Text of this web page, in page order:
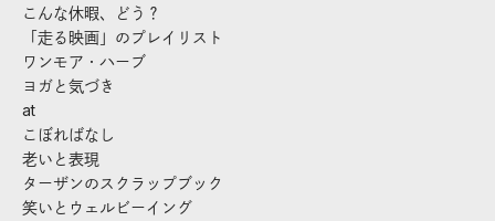
こんな休暇、どう？
「走る映画」のプレイリスト
ワンモア・ハーブ
ヨガと気づき
at
こぼればなし
老いと表現
ターザンのスクラップブック
笑いとウェルビーイング